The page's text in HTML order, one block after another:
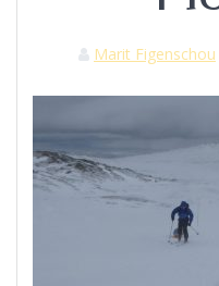
Marit Figenschou